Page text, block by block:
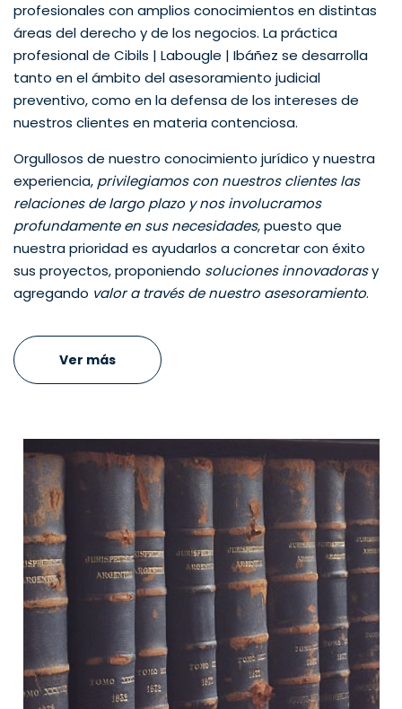
profesionales con amplios conocimientos en distintas
áreas del derecho y de los negocios. La práctica
profesional de Cibils | Labougle | Ibáñez se desarrolla
tanto en el ámbito del asesoramiento judicial
preventivo, como en la defensa de los intereses de
nuestros clientes en materia contenciosa.
Orgullosos de nuestro conocimiento jurídico y nuestra
experiencia, privilegiamos con nuestros clientes las
relaciones de largo plazo y nos involucramos
profundamente en sus necesidades, puesto que
nuestra prioridad es ayudarlos a concretar con éxito
sus proyectos, proponiendo soluciones innovadorasy
agregando valor a través de nuestro asesoramiento.
Ver más